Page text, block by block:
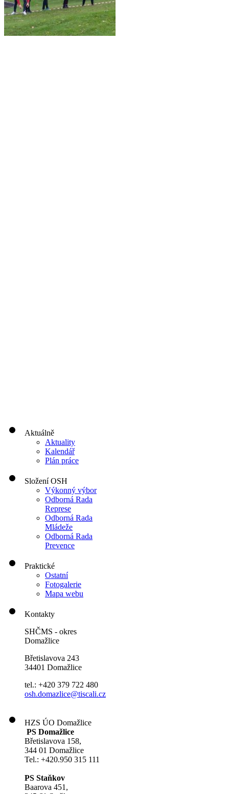
Aktuálně
Aktuality
Kalendář
Plán práce
Složení OSH
Výkonný výbor
Odborná Rada
Represe
Odborná Rada
Mládeže
Odborná Rada
Prevence
Praktické
Ostatní
Fotogalerie
Mapa webu
Kontakty
SHČMS - okres
Domažlice
Břetislavova 243
34401 Domažlice
tel.: +420 379 722 480
osh.domazlice@tiscali.cz
HZS ÚO Domažlice
PS Domažlice
Břetislavova 158,
344 01 Domažlice
Tel.: +420.950 315 111
PS Staňkov
Baarova 451,